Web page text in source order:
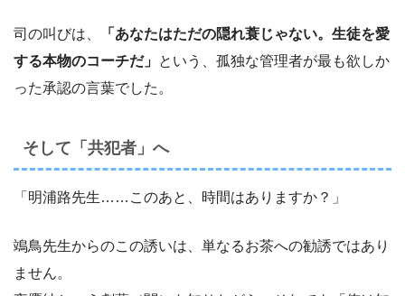
司の叫びは、
「あなたはただの隠れ蓑じゃない。生徒を愛
する本物のコーチだ」 という、孤独な管理者が最も欲しか
った承認の言葉でした。
そして「共犯者」へ
「明浦路先生……このあと、時間はありますか？」
鴗鳥先生からのこの誘いは、単なるお茶への勧誘ではあり
ません。